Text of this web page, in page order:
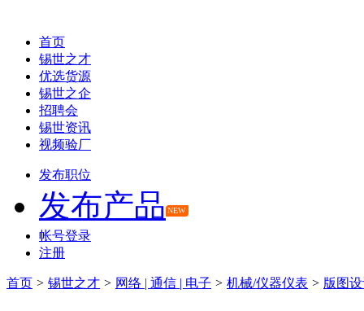
首页
锡世之才
优选货源
锡世之企
招聘会
锡世资讯
视频验厂
发布职位
发布产品 NEW
帐号登录
注册
首页 > 锡世之才 > 网络 | 通信 | 电子 > 机械/仪器仪表 > 版图